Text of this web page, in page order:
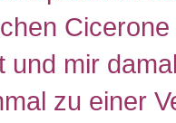
und mir
zu einer